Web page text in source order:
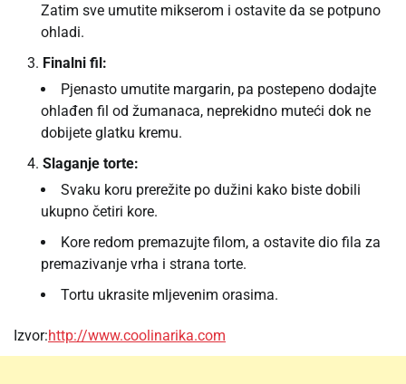
Zatim sve umutite mikserom i ostavite da se potpuno
ohladi.
Finalni fil:
Pjenasto umutite margarin, pa postepeno dodajte
ohlađen fil od žumanaca, neprekidno muteći dok ne
dobijete glatku kremu.
Slaganje torte:
Svaku koru prerežite po dužini kako biste dobili
ukupno četiri kore.
Kore redom premazujte filom, a ostavite dio fila za
premazivanje vrha i strana torte.
Tortu ukrasite mljevenim orasima.
Izvor:http://www.coolinarika.com